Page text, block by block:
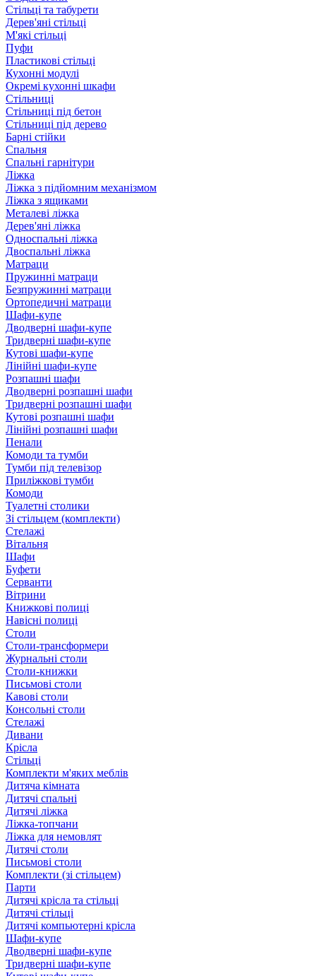
Стільці та табурети
Дерев'яні стільці
М'які стільці
Пуфи
Пластикові стільці
Кухонні модулі
Окремі кухонні шкафи
Стільниці
Стільниці під бетон
Стільниці під дерево
Барні стійки
Спальня
Спальні гарнітури
Ліжка
Ліжка з підйомним механізмом
Ліжка з ящиками
Металеві ліжка
Дерев'яні ліжка
Односпальні ліжка
Двоспальні ліжка
Матраци
Пружинні матраци
Безпружинні матраци
Ортопедичні матраци
Шафи-купе
Дводверні шафи-купе
Тридверні шафи-купе
Кутові шафи-купе
Лінійні шафи-купе
Розпашні шафи
Дводверні розпашні шафи
Тридверні розпашні шафи
Кутові розпашні шафи
Лінійні розпашні шафи
Пенали
Комоди та тумби
Тумби під телевізор
Приліжкові тумби
Комоди
Туалетні столики
Зі стільцем (комплекти)
Стелажі
Вітальня
Шафи
Буфети
Серванти
Вітрини
Книжкові полиці
Навісні полиці
Столи
Столи-трансформери
Журнальні столи
Столи-книжки
Письмові столи
Кавові столи
Консольні столи
Стелажі
Дивани
Крісла
Стільці
Комплекти м'яких меблів
Дитяча кімната
Дитячі спальні
Дитячі ліжка
Ліжка-топчани
Ліжка для немовлят
Дитячі столи
Письмові столи
Комплекти (зі стільцем)
Парти
Дитячі крісла та стільці
Дитячі стільці
Дитячі компьютерні крісла
Шафи-купе
Дводверні шафи-купе
Тридверні шафи-купе